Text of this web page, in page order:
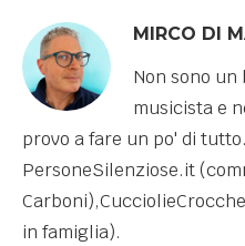
MIRCO DI
Non sono
musicista e
provo a fare un po' di
PersoneSilenziose.it
in famiglia).